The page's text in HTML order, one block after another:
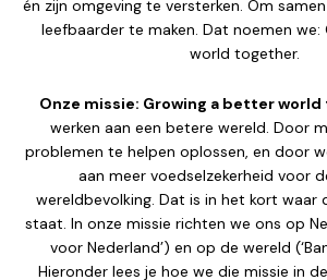
én zijn omgeving te versterken. Om
leefbaarder te maken. Dat noemen
world together.
Onze missie: Growing a better
werken aan een betere wereld. Door
problemen te helpen oplossen, en door
aan meer voedselzekerheid voor
wereldbevolking. Dat is in het kort waar
staat. In onze missie richten we ons op
voor Nederland’) en op de wereld
Hieronder lees je hoe we die missie in